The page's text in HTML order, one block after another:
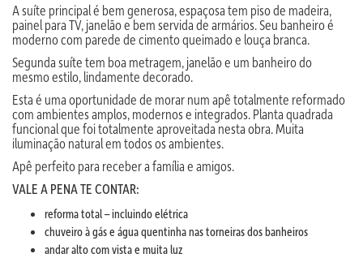
A suíte principal é bem generosa, espaçosa tem piso de madeira,
painel para TV, janelão e bem servida de armários. Seu banheiro é
moderno com parede de cimento queimado e louça branca.
Segunda suíte tem boa metragem, janelão e um banheiro do
mesmo estilo, lindamente decorado.
Esta é uma oportunidade de morar num apê totalmente reformado
com ambientes amplos, modernos e integrados. Planta quadrada
funcional que foi totalmente aproveitada nesta obra. Muita
iluminação natural em todos os ambientes.
Apê perfeito para receber a família e amigos.
VALE A PENA TE CONTAR:
reforma total – incluindo elétrica
chuveiro à gás e água quentinha nas torneiras dos banheiros
andar alto com vista e muita luz